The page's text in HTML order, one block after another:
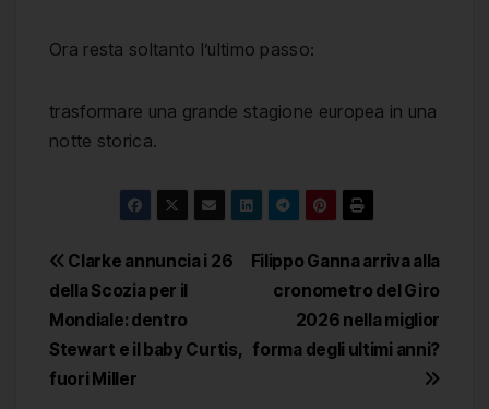
Ora resta soltanto l’ultimo passo:
trasformare una grande stagione europea in una
notte storica.
Navigazione
articoli
Filippo Ganna arriva alla
cronometro del Giro
2026 nella miglior
forma degli ultimi anni?
Clarke annuncia i 26
della Scozia per il
Mondiale: dentro
Stewart e il baby Curtis,
fuori Miller